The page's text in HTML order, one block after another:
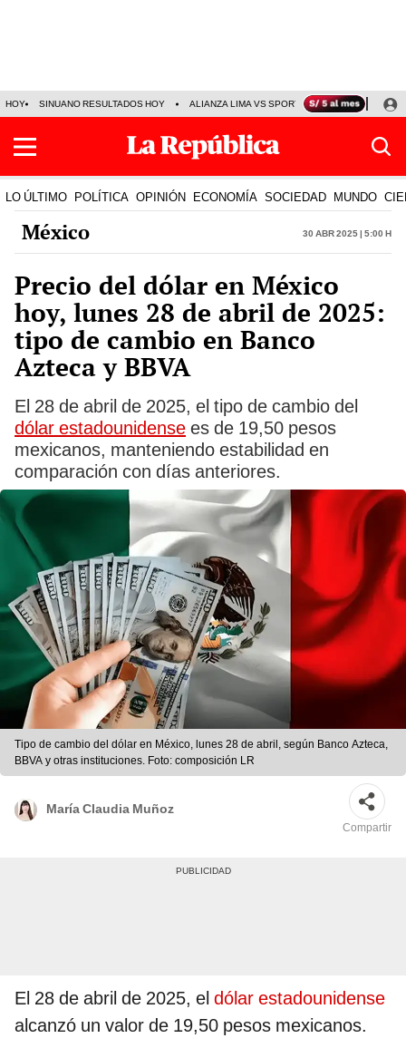
HOY SINUANO RESULTADOS HOY ALIANZA LIMA VS SPORT BOYS JORGE
LO ÚLTIMO POLÍTICA OPINIÓN ECONOMÍA SOCIEDAD MUNDO
México 30 Abr 2025 | 5:00 h
Precio del dólar en México
hoy, lunes 28 de abril de 2025:
tipo de cambio en Banco
Azteca y BBVA
El 28 de abril de 2025, el tipo de cambio del
dólar estadounidense es de 19,50 pesos
mexicanos, manteniendo estabilidad en
comparación con días anteriores.
Tipo de cambio del dólar en México, lunes 28 de abril, según Banco Azteca,
BBVA y otras instituciones. Foto: composición LR
María Claudia Muñoz
Compartir
El 28 de abril de 2025, el dólar estadounidense
alcanzó un valor de 19,50 pesos mexicanos.